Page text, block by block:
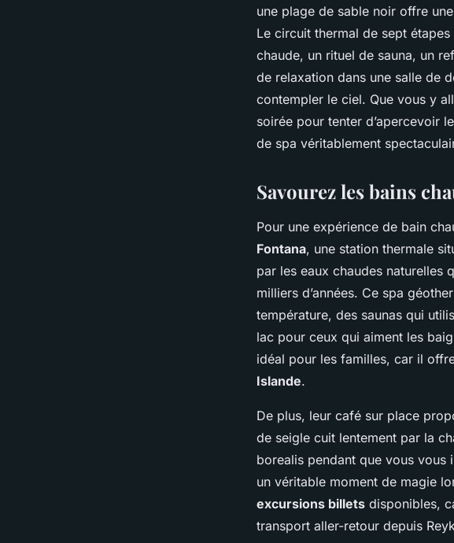
une plage de sable noir offre
Le circuit thermal de sept
chaude, un rituel de sauna, un
de relaxation dans une salle de
contempler le ciel. Que vous y
soirée pour tenter d’apercevoir
de spa véritablement
Savourez les bains
Pour une expérience de bain
Fontana, une station thermale
par les eaux chaudes naturelles
milliers d’années. Ce spa
température, des saunas qui
lac pour ceux qui aiment les
idéal pour les familles, car il
Islande.
De plus, leur café sur place
de seigle cuit lentement par la
borealis pendant que vous vous
un véritable moment de magie
excursions billets disponibles,
transport aller-retour depuis